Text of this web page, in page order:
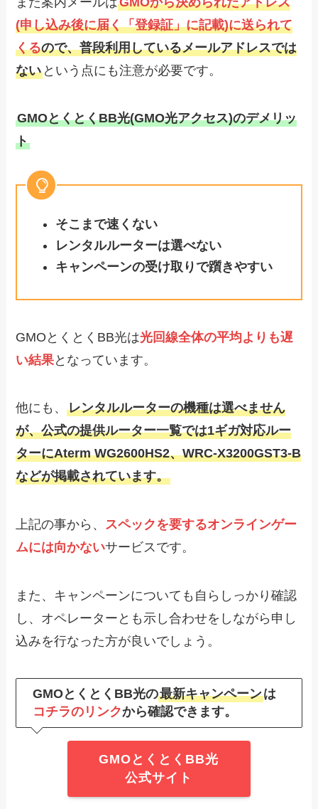
(申し込み後に届く「登録証」に記載)に送られて
くるので、普段利用しているメールアドレスでは
ない という点にも注意が必要です。
GMOとくとくBB光(GMO光アクセス)のデメリッ
ト
そこまで速くない
レンタルルーターは選べない
キャンペーンの受け取りで躓きやすい
GMOとくとくBB光は光回線全体の平均よりも遅
い結果となっています。
他にも、レンタルルーターの機種は選べません
が、公式の提供ルーター一覧では1ギガ対応ルー
ターにAterm WG2600HS2、WRC-X3200GST3-B
などが掲載されています。
上記の事から、 スペックを要するオンラインゲー
ムには向かないサービスです。
また、キャンペーンについても自らしっかり確認
し、オペレーターとも示し合わせをしながら申し
込みを行なった方が良いでしょう。
GMOとくとくBB光の最新キャンペーンは
コチラのリンクから確認できます。
GMOとくとくBB光
公式サイト